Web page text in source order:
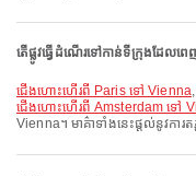
តើផ្លូវធ្វើដំណើរទៅកាន់ទីក្រុងដែល
ជើងហោះហើរពី Paris ទៅ Vienna
ជើងហោះហើរពី Amsterdam ទៅ
Vienna។ មាគ៌ាទាំងនេះផ្តល់នូវកា